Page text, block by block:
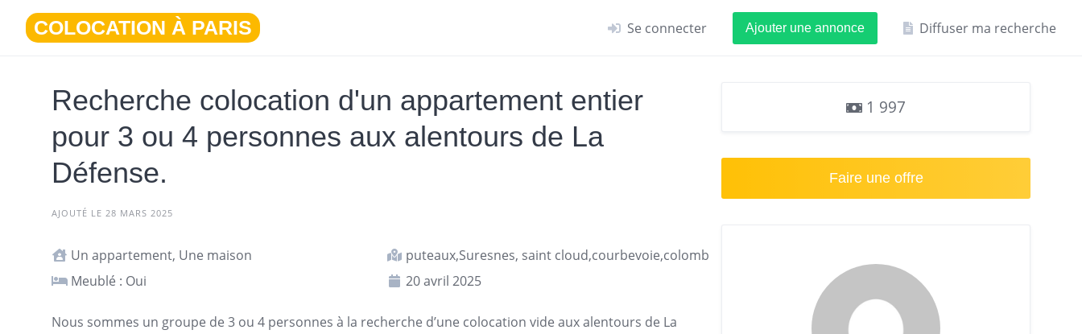
contenu
COLOCATION À PARIS Se connecter Ajouter une annonce Diffuser ma recherche
Recherche colocation d'un appartement entier
pour 3 ou 4 personnes aux alentours de La
Défense.
AJOUTÉ LE 28 MARS 2025
Un appartement, Une maison
puteaux,Suresnes, saint cloud,courbevoie,colombes,Rueil-Malmaison,nanterre,Asnières-sur-Seine,Boulogne-
Meublé : Oui
20 avril 2025
Nous sommes un groupe de 3 ou 4 personnes à la recherche d’une colocation vide aux alentours de La
1 997
Faire une offre